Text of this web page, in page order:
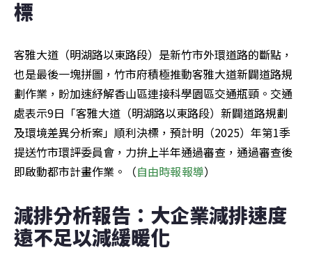
標
客雅大道（明湖路以東路段）是新竹市外環道路的斷點，
也是最後一塊拼圖，竹市府積極推動客雅大道新闢道路規
劃作業，盼加速紓解香山區連接科學園區交通瓶頸。交通
處表示9日「客雅大道（明湖路以東路段）新闢道路規劃
及環境差異分析案」順利決標，預計明（2025）年第1季
提送竹市環評委員會，力拚上半年通過審查，通過審查後
即啟動都市計畫作業。（自由時報報導）
減排分析報告：大企業減排速度
遠不足以減緩暖化